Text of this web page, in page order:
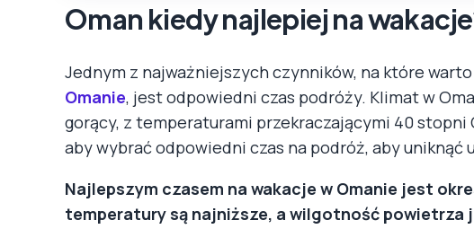
Oman kiedy najlepiej na
Jednym z najważniejszych czynników, na które
Omanie, jest odpowiedni czas podróży. Klimat w
gorący, z temperaturami przekraczającymi 40 stopni
aby wybrać odpowiedni czas na podróż, aby uniknąć
Najlepszym czasem na wakacje w Omanie jest
temperatury są najniższe, a wilgotność powietrza